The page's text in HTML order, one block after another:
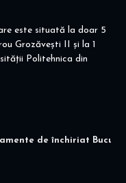
de închiriat
este situată la doar 5
Grozăvești II și la 1
Politehnica din
gata să întâmpine
de spălat, aragaz, hotă,